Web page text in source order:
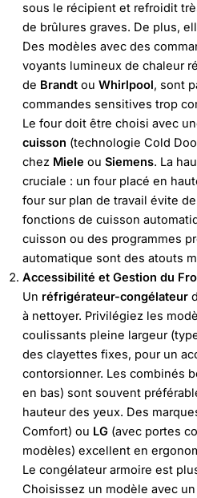
sous le récipient et refroidit
de brûlures graves. De plus,
Des modèles avec des
voyants lumineux de chaleur
de Brandt ou Whirlpool, sont
commandes sensitives trop
Le four doit être choisi avec
cuisson (technologie Cold
chez Miele ou Siemens. La
cruciale : un four placé en
four sur plan de travail évite
fonctions de cuisson
cuisson ou des programmes
automatique sont des atouts
Accessibilité et Gestion du
Un réfrigérateur-congélateur
à nettoyer. Privilégiez les
coulissants pleine largeur
des clayettes fixes, pour un
contorsionner. Les combinés
en bas) sont souvent
hauteur des yeux. Des
Comfort) ou LG (avec portes
modèles) excellent en
Le congélateur armoire est
Choisissez un modèle avec